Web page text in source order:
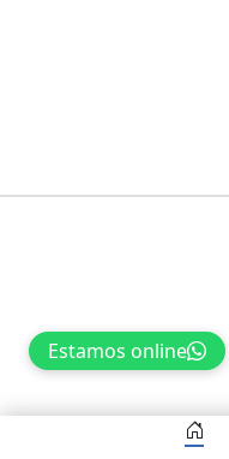
Navegación
Estamos online